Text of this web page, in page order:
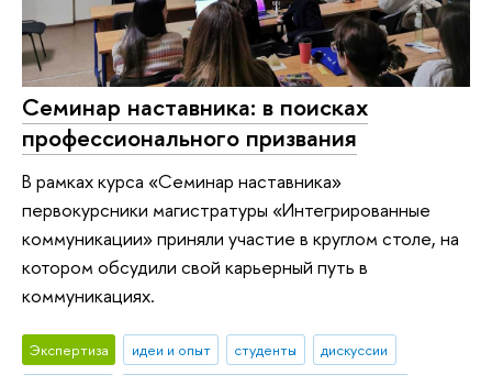
Семинар наставника: в поисках
профессионального призвания
В рамках курса «Семинар наставника»
первокурсники магистратуры «Интегрированные
коммуникации» приняли участие в круглом столе, на
котором обсудили свой карьерный путь в
коммуникациях.
Экспертиза идеи и опыт студенты дискуссии